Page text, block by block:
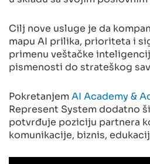
Cilj nove usluge je da
mapu AI prilika, prioriteta i
primenu veštačke
pismenosti do strateškog
Pokretanjem AI Academy &
Represent System dodatno
potvrđuje poziciju partnera
komunikacije, biznis,